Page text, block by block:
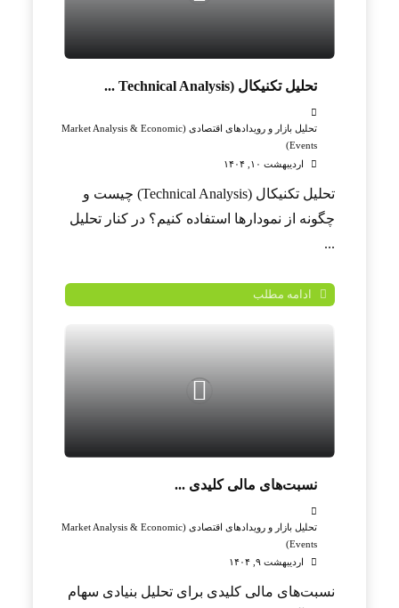
تحلیل تکنیکال (Technical Analysis ...
تحلیل بازار و رویدادهای اقتصادی (Market Analysis & Economic
Events)
اردیبهشت ۱۰, ۱۴۰۴
تحلیل تکنیکال (Technical Analysis) چیست و
چگونه از نمودارها استفاده کنیم؟ در کنار تحلیل
...
ادامه مطلب
نسبت‌های مالی کلیدی ...
تحلیل بازار و رویدادهای اقتصادی (Market Analysis & Economic
Events)
اردیبهشت ۹, ۱۴۰۴
نسبت‌های مالی کلیدی برای تحلیل بنیادی سهام